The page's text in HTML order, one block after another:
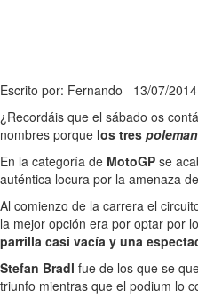
Escrito por: Fernando 13/07/2014
¿Recordáis que el sábado os
nombres porque los tres
En la categoría de MotoGP se
auténtica locura por la amenaza
Al comienzo de la carrera el
la mejor opción era por optar por
parrilla casi vacía y una
Stefan Bradl fue de los que se
triunfo mientras que el podium lo